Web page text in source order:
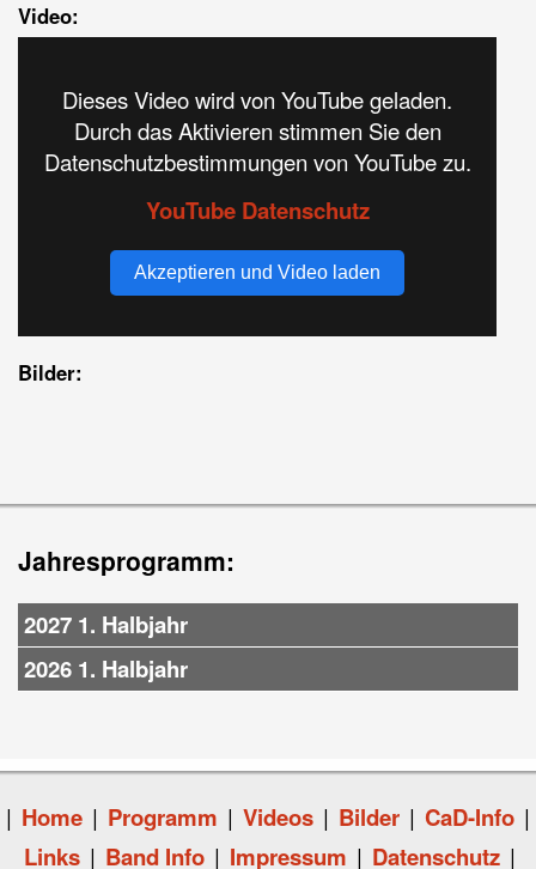
Video:
Dieses Video wird von YouTube geladen.
Durch das Aktivieren stimmen Sie den
Datenschutzbestimmungen von YouTube zu.
YouTube Datenschutz
Akzeptieren und Video laden
Bilder:
Jahresprogramm:
2027 1. Halbjahr
2026 1. Halbjahr
| Home | Programm | Videos | Bilder | CaD-Info |
Links | Band Info | Impressum | Datenschutz |